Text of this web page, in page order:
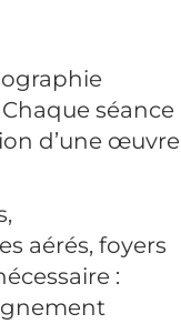
séance
d’une œuvre
aérés, foyers
: